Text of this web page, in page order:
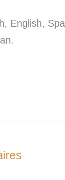
English,